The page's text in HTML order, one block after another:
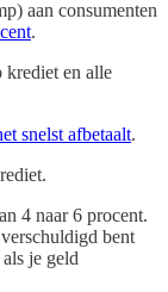
aan consumenten
.
krediet en alle
snelst afbetaalt.
4 naar 6 procent.
bent
je geld